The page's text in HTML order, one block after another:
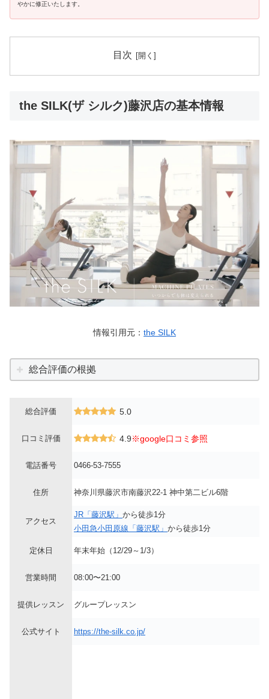
やかに修正いたします。
目次
the SILK(ザ シルク)藤沢店の基本情報
情報引用元： the SILK
総合評価の根拠
総合評価 5.0
口コミ評価 4.9※google口コミ参照
電話番号 0466-53-7555
住所 神奈川県藤沢市南藤沢22-1 神中第二ビル6階
アクセス
JR「藤沢駅」 から徒歩1分
小田急小田原線「藤沢駅」 から徒歩1分
定休日 年末年始（12/29～1/3）
営業時間 08:00〜21:00
提供レッスン グループレッスン
公式サイト https://the-silk.co.jp/